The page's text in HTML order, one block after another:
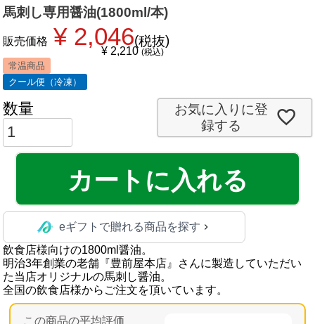
馬刺し専用醤油(1800ml/本)
販売価格 ¥ 2,046 税抜
¥ 2,210 税込
常温商品
クール便（冷凍）
お気に入りに登
録する
カートに入れる
eギフトで贈れる商品を探す
飲食店様向けの1800ml醤油。
明治3年創業の老舗『豊前屋本店』さんに製造していただい
た当店オリジナルの馬刺し醤油。
全国の飲食店様からご注文を頂いています。